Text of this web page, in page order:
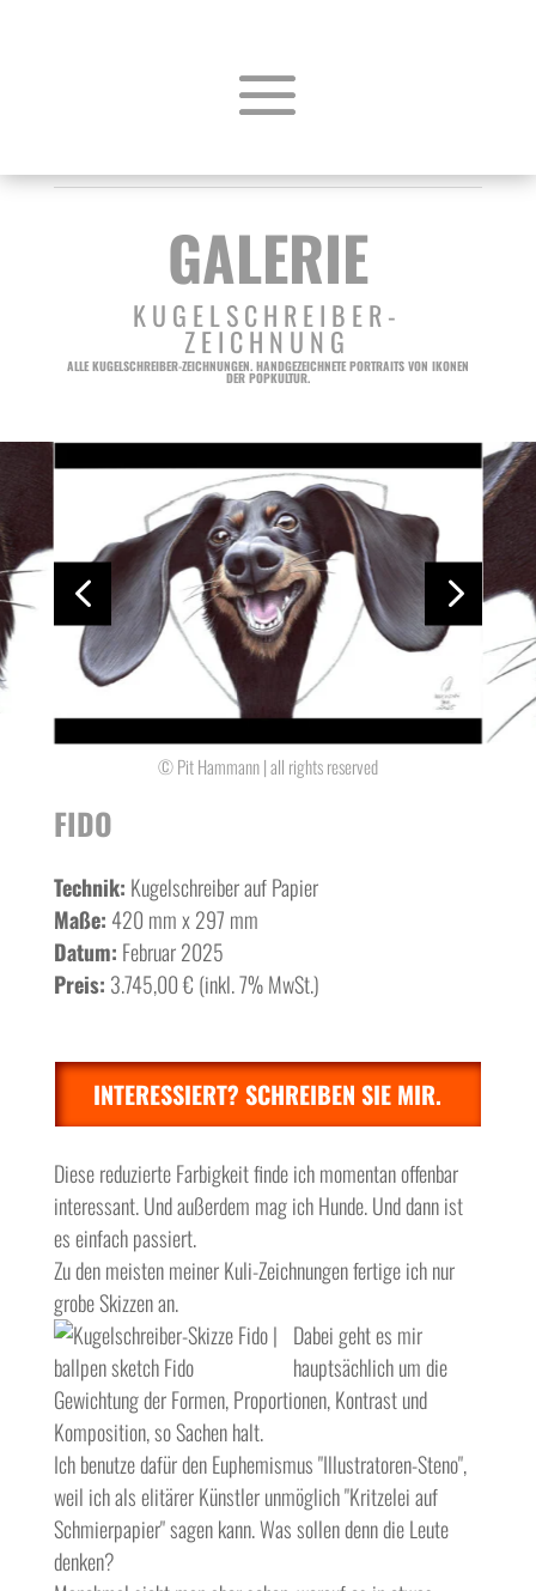
GALERIE
KUGELSCHREIBER-
ZEICHNUNG
ALLE KUGELSCHREIBER-ZEICHNUNGEN. HANDGEZEICHNETE PORTRAITS VON IKONEN
DER POPKULTUR.
4 5
© Pit Hammann | all rights reserved
FIDO
Technik: Kugelschreiber auf Papier
Maße: 420 mm x 297 mm
Datum: Februar 2025
Preis: 3.745,00 € (inkl. 7% MwSt.)
INTERESSIERT? SCHREIBEN SIE MIR.
Diese reduzierte Farbigkeit finde ich momentan offenbar
interessant. Und außerdem mag ich Hunde. Und dann ist
es einfach passiert.
Zu den meisten meiner Kuli-Zeichnungen fertige ich nur
grobe Skizzen an.
Dabei geht es mir
hauptsächlich um die
Gewichtung der Formen, Proportionen, Kontrast und
Komposition, so Sachen halt.
Ich benutze dafür den Euphemismus "Illustratoren-Steno",
weil ich als elitärer Künstler unmöglich "Kritzelei auf
Schmierpapier" sagen kann. Was sollen denn die Leute
denken?